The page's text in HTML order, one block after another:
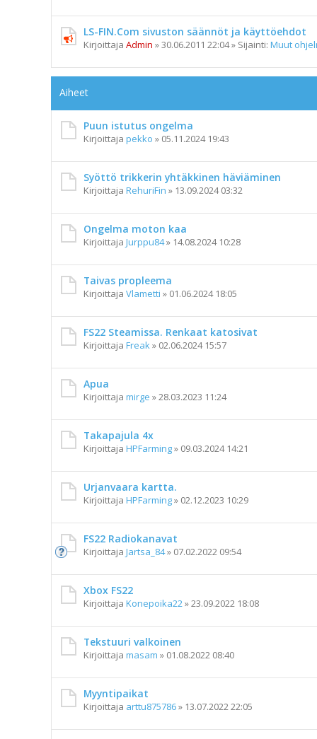
LS-FIN.Com sivuston säännöt ja käyttöehdot
Kirjoittaja Admin »30.06.2011 22:04» Sijainti: Muut
Aiheet
Puun istutus ongelma
Kirjoittaja pekko » 05.11.2024 19:43
Syöttö trikkerin yhtäkkinen häviäminen
Kirjoittaja RehuriFin » 13.09.2024 03:32
Ongelma moton kaa
Kirjoittaja Jurppu84» 14.08.2024 10:28
Taivas propleema
Kirjoittaja Vlametti » 01.06.2024 18:05
FS22 Steamissa. Renkaat katosivat
Kirjoittaja Freak» 02.06.2024 15:57
Apua
Kirjoittaja mirge »28.03.2023 11:24
Takapajula 4x
Kirjoittaja HPFarming» 09.03.2024 14:21
Urjanvaara kartta.
Kirjoittaja HPFarming» 02.12.2023 10:29
FS22 Radiokanavat
Kirjoittaja Jartsa_84» 07.02.2022 09:54
Xbox FS22
Kirjoittaja Konepoika22»23.09.2022 18:08
Tekstuuri valkoinen
Kirjoittaja masam » 01.08.2022 08:40
Myyntipaikat
Kirjoittaja arttu875786» 13.07.2022 22:05